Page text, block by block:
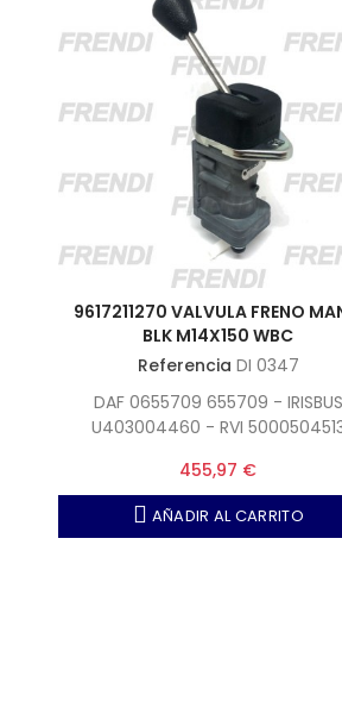
9617211270 VALVULA FRENO
BLK M14X150 WBC
Referencia DI 0347
DAF 0655709 655709 - IRISBUS
U403004460 - RVI
455,97 €
AÑADIR AL CARRITO